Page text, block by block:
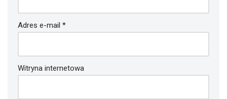
Adres e-mail *
Witryna internetowa